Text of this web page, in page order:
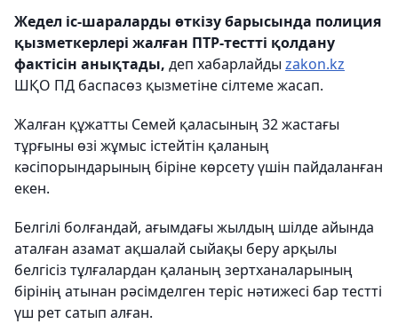
Жедел іс-шараларды өткізу барысында полиция
қызметкерлері жалған ПТР-тестті қолдану
фактісін анықтады, деп хабарлайды zakon.kz
ШҚО ПД баспасөз қызметіне сілтеме жасап.
Жалған құжатты Семей қаласының 32 жастағы
тұрғыны өзі жұмыс істейтін қаланың
кәсіпорындарының біріне көрсету үшін пайдаланған
екен.
Белгілі болғандай, ағымдағы жылдың шілде айында
аталған азамат ақшалай сыйақы беру арқылы
белгісіз тұлғалардан қаланың зертханаларының
бірінің атынан рәсімделген теріс нәтижесі бар тестті
үш рет сатып алған.